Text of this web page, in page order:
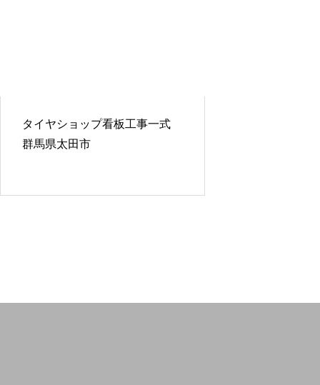
タイヤショップ看板工事一式
群馬県太田市